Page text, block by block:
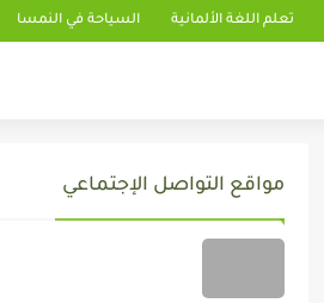
تعلم اللغة الألمانية السياحة في النمسا
مواقع التواصل الإجتماعي